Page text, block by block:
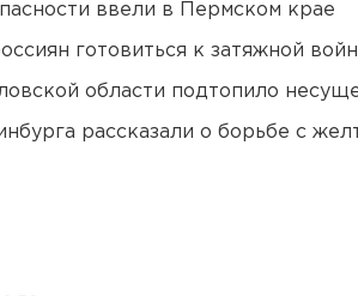
ввели в Пермском крае
готовиться к затяжной
области подтопило
рассказали о борьбе с